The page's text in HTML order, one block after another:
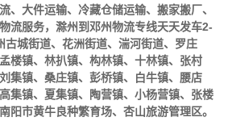
、大件运输、冷藏仓储运输、搬家搬厂、
流服务，滁州到邓州物流专线天天发车2-
古城街道、花洲街道、湍河街道、罗庄
楼镇、林扒镇、构林镇、十林镇、张村
集镇、桑庄镇、彭桥镇、白牛镇、腰店
集镇、夏集镇、陶营镇、小杨营镇、张楼
阳市黄牛良种繁育场、杏山旅游管理区。